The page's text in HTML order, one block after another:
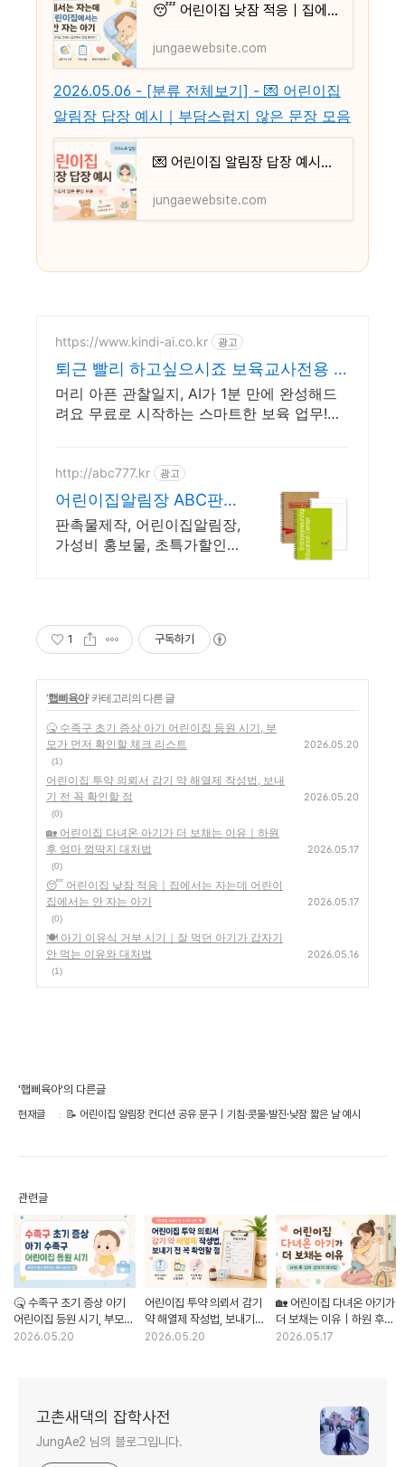
😴 어린이집 낮잠 적응｜집에서는 자는데 어린이집에서는 안 자는 아기
jungaewebsite.com
2026.05.06 - [분류 전체보기] - 💌 어린이집
알림장 답장 예시｜부담스럽지 않은 문장 모음
💌 어린이집 알림장 답장 예시｜부담스럽지 않은 문장 모음
jungaewebsite.com
https://www.kindi-ai.co.kr 광고
퇴근 빨리 하고싶으시죠 보육교사전용 AI
비서
머리 아픈 관찰일지, AI가 1분 만에 완성해드
려요 무료로 시작하는 스마트한 보육 업무!
http://abc777.kr 광고
어린이집알림장 ABC판촉
물 기업/관공서 후결제
판촉물제작, 어린이집알림장,
가성비 홍보물, 초특가할인,
1 구독하기
'햅삐육아' 카테고리의 다른 글
🤒 수족구 초기 증상 아기 어린이집 등원 시기, 부
모가 먼저 확인할 체크 리스트
(1)
2026.05.20
어린이집 투약 의뢰서 감기 약 해열제 작성법, 보내
기 전 꼭 확인할 점
(0)
2026.05.20
🏡 어린이집 다녀온 아기가 더 보채는 이유｜하원
후 엄마 껌딱지 대처법
(0)
2026.05.17
😴 어린이집 낮잠 적응｜집에서는 자는데 어린이
집에서는 안 자는 아기
(0)
2026.05.17
🍽️ 아기 이유식 거부 시기｜잘 먹던 아기가 갑자기
안 먹는 이유와 대처법
(1)
2026.05.16
'햅삐육아'의 다른글
현재글 📝 어린이집 알림장 컨디션 공유 문구｜기침·콧물·발진·낮잠 짧은 날 예시
관련글
🤒 수족구 초기 증상 아기
어린이집 등원 시기, 부모가
먼저 확인할 체크 리스트
2026.05.20
어린이집 투약 의뢰서 감기
약 해열제 작성법, 보내기
전 꼭 확인할 점
2026.05.20
🏡 어린이집 다녀온 아기가
더 보채는 이유｜하원 후
엄마 껌딱지 대처법
2026.05.17
고촌새댁의 잡학사전
JungAe2 님의 블로그입니다.